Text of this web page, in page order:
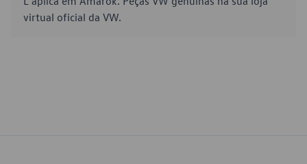
virtual oficial da VW.